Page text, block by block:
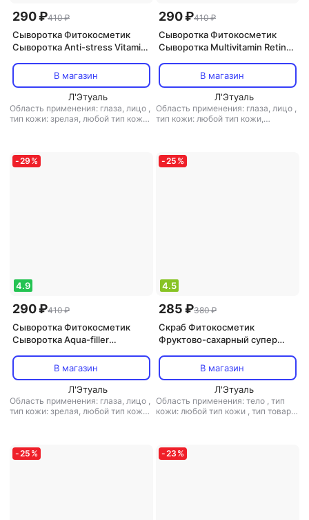
290 ₽410 ₽
Сыворотка Фитокосметик
Сыворотка Anti-stress Vitamin
глаз. Beauty Visage. 30мл
В магазин
Л'Этуаль
Область применения: глаза, лицо ,
тип кожи: зрелая, любой тип кожи,
тонизирующий
290 ₽410 ₽
Сыворотка Фитокосметик
Сыворотка Multivitamin Retinol
Beauty Visage. 30мл
В магазин
Л'Этуаль
Область применения: глаза, лицо ,
тип кожи: любой тип кожи,
питание, увлажнение
-29 %
4.9
290 ₽410 ₽
Сыворотка Фитокосметик
Сыворотка Aqua-filler
вокруг глаз. Beauty Visage.
30мл
В магазин
Л'Этуаль
Область применения: глаза, лицо ,
тип кожи: зрелая, любой тип кожи,
тонизирующий, увлажнение
-25 %
4.5
285 ₽380 ₽
Скраб Фитокосметик
Фруктово-сахарный супер
BOMB" 250млВ магазин
Л'Этуаль
Область применения: тело , тип
кожи: любой тип кожи , тип товара:
-25 % -23 %